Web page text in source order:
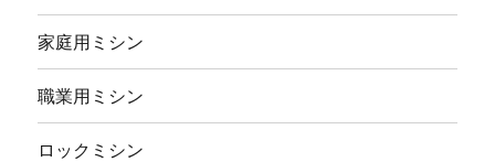
家庭用ミシン
職業用ミシン
ロックミシン